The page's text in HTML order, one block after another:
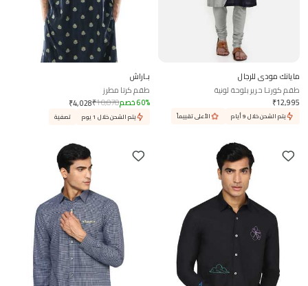
مايانك مودي للرجال
طقم كورتـا حرير بلوحة لونية
₹12,995
يتم الشحن خلال 9 أيام الأعلى تقييماً
بـاراش
طقم كرتا مطرز
₹4,028₹10,070 60% خصم
يتم الشحن خلال 1 يوم تصفية